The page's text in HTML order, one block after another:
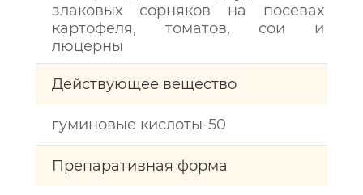
злаковых сорняков на посевах
картофеля, томатов, сои и
люцерны
Действующее вещество
гуминовые кислоты-50
Препаративная форма